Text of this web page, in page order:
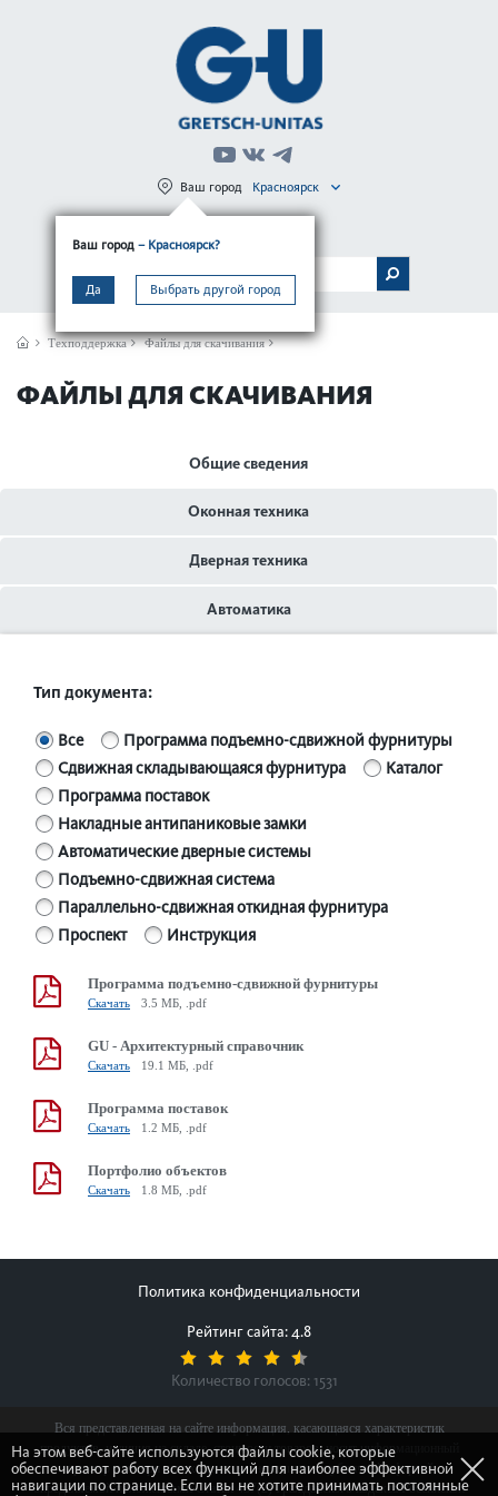
Ваш город – Красноярск?
Да Выбрать другой город
Ваш город Красноярск
МЕНЮ
Техподдержка Файлы для скачивания
ФАЙЛЫ ДЛЯ СКАЧИВАНИЯ
Общие сведения
Оконная техника
Дверная техника
Автоматика
Тип документа:
Все
Программа подъемно-сдвижной фурнитуры
Сдвижная складывающаяся фурнитура
Каталог
Программа поставок
Накладные антипаниковые замки
Автоматические дверные системы
Подъемно-сдвижная система
Параллельно-сдвижная откидная фурнитура
Проспект
Инструкция
Программа подъемно-сдвижной фурнитуры
Скачать 3.5 МБ, .pdf
GU - Архитектурный справочник
Скачать 19.1 МБ, .pdf
Программа поставок
Скачать 1.2 МБ, .pdf
Портфолио объектов
Скачать 1.8 МБ, .pdf
Политика конфиденциальности
Рейтинг сайта: 4.8
Количество голосов: 1531
Вся представленная на сайте информация, касающаяся характеристик
продуктов, наличия на складе, стоимости товаров, носит информационный
характер и ни при каких условиях не является публичной офертой,
определяемой положениями Статьи 437(2) Гражданского кодекса Российской
На этом веб-сайте используются файлы cookie, которые
обеспечивают работу всех функций для наиболее эффективной
навигации по странице. Если вы не хотите принимать постоянные